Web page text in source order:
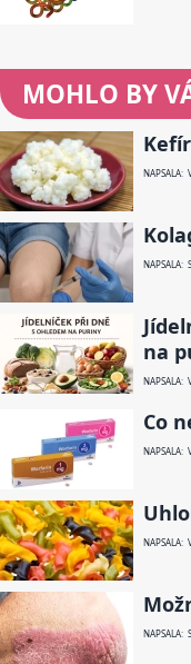
MOHLO BY
NAPSALA:
NAPSALA:
na
NAPSALA:
Co
NAPSALA:
NAPSALA:
NAPSALA: